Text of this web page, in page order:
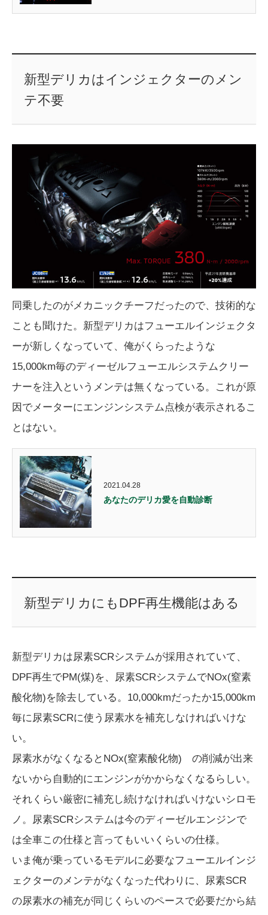
新型デリカはインジェクターのメン
テ不要
同乗したのがメカニックチーフだったので、技術的な
ことも聞けた。新型デリカはフューエルインジェクタ
ーが新しくなっていて、俺がくらったような
15,000km毎のディーゼルフューエルシステムクリー
ナーを注入というメンテは無くなっている。これが原
因でメーターにエンジンシステム点検が表示されるこ
とはない。
2021.04.28
あなたのデリカ愛を自動診断
新型デリカにもDPF再生機能はある
新型デリカは尿素SCRシステムが採用されていて、
DPF再生でPM(煤)を、尿素SCRシステムでNOx(窒素
酸化物)を除去している。10,000kmだったか15,000km
毎に尿素SCRに使う尿素水を補充しなければいけな
い。
尿素水がなくなるとNOx(窒素酸化物) の削減が出来
ないから自動的にエンジンがかからなくなるらしい。
それくらい厳密に補充し続けなければいけないシロモ
ノ。尿素SCRシステムは今のディーゼルエンジンで
は全車この仕様と言ってもいいくらいの仕様。
いま俺が乗っているモデルに必要なフューエルインジ
ェクターのメンテがなくなった代わりに、尿素SCR
の尿素水の補充が同じくらいのペースで必要だから結